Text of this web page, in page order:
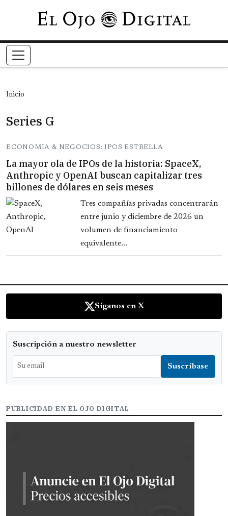
Pasar al contenido principal
Inicio
Series G
ECONOMIA & NEGOCIOS: IPOS ESTRELLA
La mayor ola de IPOs de la historia: SpaceX,
Anthropic y OpenAI buscan capitalizar tres
billones de dólares en seis meses
Tres compañías privadas concentrarán
entre junio y diciembre de 2026 un
volumen de financiamiento
equivalente...
Síganos en X
Suscripción a nuestro newsletter
PUBLICIDAD EN EL OJO DIGITAL